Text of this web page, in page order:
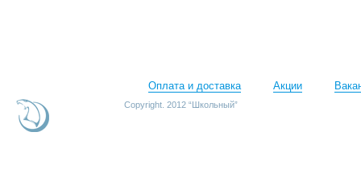
Оплата и доставка Акции
Copyright. 2012 “Школьный”